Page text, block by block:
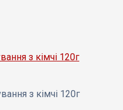
з кімчі 120г